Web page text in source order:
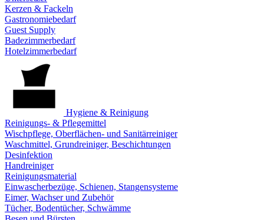
Kerzen & Fackeln
Gastronomiebedarf
Guest Supply
Badezimmerbedarf
Hotelzimmerbedarf
Hygiene & Reinigung
Reinigungs- & Pflegemittel
Wischpflege, Oberflächen- und Sanitärreiniger
Waschmittel, Grundreiniger, Beschichtungen
Desinfektion
Handreiniger
Reinigungsmaterial
Einwascherbezüge, Schienen, Stangensysteme
Eimer, Wachser und Zubehör
Tücher, Bodentücher, Schwämme